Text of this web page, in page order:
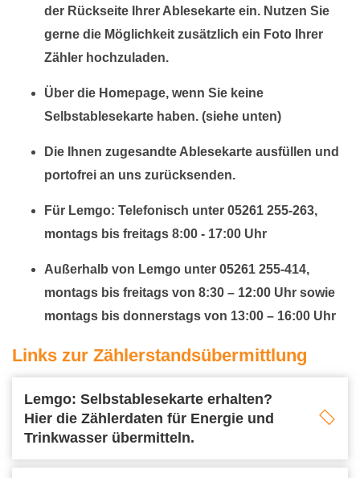
der Rückseite Ihrer Ablesekarte ein. Nutzen Sie
gerne die Möglichkeit zusätzlich ein Foto Ihrer
Zähler hochzuladen.
Über die Homepage, wenn Sie keine
Selbstablesekarte haben. (siehe unten)
Die Ihnen zugesandte Ablesekarte ausfüllen und
portofrei an uns zurücksenden.
Für Lemgo: Telefonisch unter 05261 255-263,
montags bis freitags 8:00 - 17:00 Uhr
Außerhalb von Lemgo unter 05261 255-414,
montags bis freitags von 8:30 – 12:00 Uhr sowie
montags bis donnerstags von 13:00 – 16:00 Uhr
Links zur Zählerstandsübermittlung
Lemgo: Selbstablesekarte erhalten?
Hier die Zählerdaten für Energie und
Trinkwasser übermitteln.